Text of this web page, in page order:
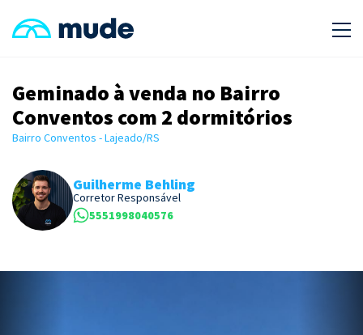
Geminado à venda no Bairro
Conventos com 2 dormitórios
Bairro Conventos - Lajeado/RS
Guilherme Behling
Corretor Responsável
5551998040576